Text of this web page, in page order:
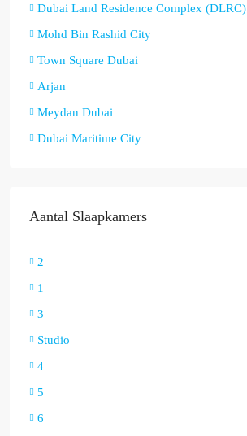
Dubai Land Residence Complex (DLRC)
Mohd Bin Rashid City
Town Square Dubai
Arjan
Meydan Dubai
Dubai Maritime City
Aantal Slaapkamers
2
1
3
Studio
4
5
6